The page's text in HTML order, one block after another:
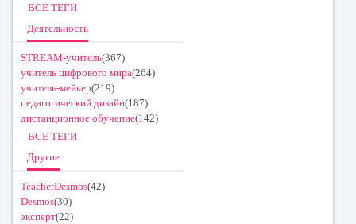
ВСЕ ТЕГИ
Деятельность
STREAM-учитель(367)
учитель цифрового мира(264)
учитель-мейкер(219)
педагогический дизайн(187)
дистанционное обучение(142)
ВСЕ ТЕГИ
Другие
TeacherDesmos(42)
Desmos(30)
эксперт(22)